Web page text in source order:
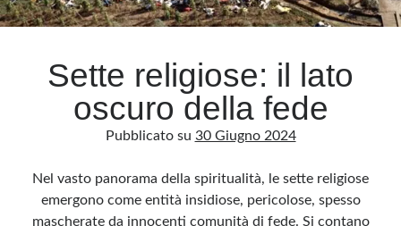
Archivio
ArchiviSette religiose: il lato
oscuro della fede
Pubblicato su 30 Giugno 2024
Nel vasto panorama della spiritualità, le sette religiose
emergono come entità insidiose, pericolose, spesso
mascherate da innocenti comunità di fede. Si contano